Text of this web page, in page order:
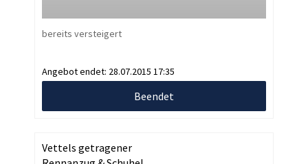
bereits versteigert
Angebot endet: 28.07.2015 17:35
Beendet
Vettels getragener